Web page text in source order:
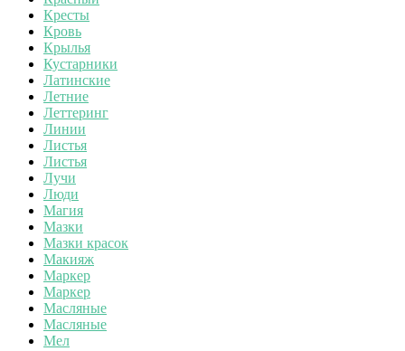
Кресты
Кровь
Крылья
Кустарники
Латинские
Летние
Леттеринг
Линии
Листья
Листья
Лучи
Люди
Магия
Мазки
Мазки красок
Макияж
Маркер
Маркер
Масляные
Масляные
Мел